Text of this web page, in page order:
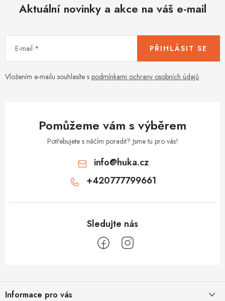
Aktuální novinky a akce na váš e-mail
E-mail
Vložením e-mailu souhlasíte s podmínkami ochrany osobních údajů
PŘIHLÁSIT SE
Pomůžeme vám s výběrem
Potřebujete s něčím poradit? Jsme tu pro vás!
info@huka.cz
+420777799661
Informace pro vás